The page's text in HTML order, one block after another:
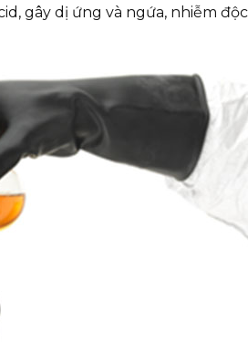
gây dị ứng và ngứa, nhiễm